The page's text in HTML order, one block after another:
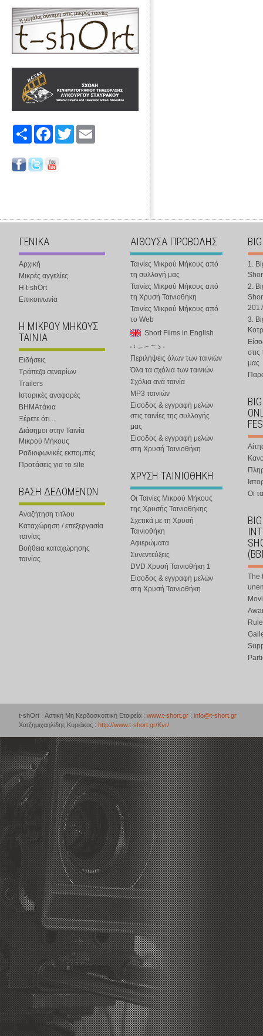
Share FacebookTwitter
ΓΕΝΙΚΑ
Αρχική
Μικρές αγγελίες
Η t-shOrt
Επικοινωνία
Η ΜΙΚΡΟΥ ΜΗΚΟΥΣ
ΤΑΙΝΙΑ
Ειδήσεις
Τράπεζα σεναρίων
Trailers
Ιστορικές αναφορές
ΒΗΜΑτάκια
Ξέρετε ότι...
Διάσημοι στην Ταινία
Μικρού Μήκους
Ραδιοφωνικές εκπομπές
Προτάσεις για το site
ΒΑΣΗ ΔΕΔΟΜΕΝΩΝ
Αναζήτηση τίτλου
Καταχώρηση / επεξεργασία
ταινίας
Βοήθεια καταχώρησης
ταινίας
ΑΙΘΟΥΣΑ ΠΡΟΒΟΛΗΣ
Ταινίες Μικρού Μήκους από
τη συλλογή μας
Ταινίες Μικρού Μήκους από
τη Χρυσή Ταινιοθήκη
Ταινίες Μικρού Μήκους από
το Web
Short Films in English
Περιλήψεις όλων των ταινιών
Όλα τα σχόλια των ταινιών
Σχόλια ανά ταινία
MP3 ταινιών
Είσοδος & εγγραφή μελών
στις ταινίες της συλλογής
μας
Είσοδος & εγγραφή μελών
στη Χρυσή Ταινιοθήκη
ΧΡΥΣΗ ΤΑΙΝΙΟΘΗΚΗ
Οι Ταινίες Μικρού Μήκους
της Χρυσής Ταινιοθήκης
Σχετικά με τη Χρυσή
Ταινιοθήκη
Αφιερώματα
Συνεντεύξεις
DVD Χρυσή Ταινιοθήκη 1
Είσοδος & εγγραφή μελών
στη Χρυσή Ταινιοθήκη
1.
2.
3.
στις
μας
Οι
The
t-shOrt : Αστική Μη Κερδοσκοπική Εταιρεία : www.t-short.gr : info@t-short.gr
Χατζημιχαηλίδης Κυριάκος : http://www.t-short.gr/Kyr/